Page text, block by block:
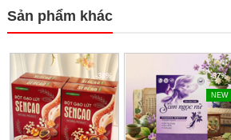
Sản phẩm khác
-38% -37%
NEW